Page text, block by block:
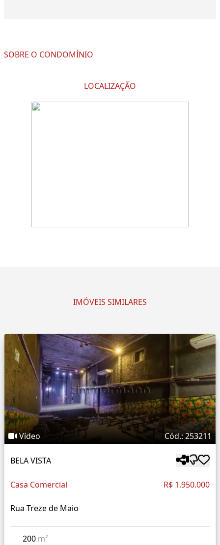
SOBRE O CONDOMÍNIO
LOCALIZAÇÃO
IMÓVEIS SIMILARES
Vídeo Cód.: 253211
BELA VISTA
Casa Comercial R$ 1.950.000
Rua Treze de Maio
200 m²